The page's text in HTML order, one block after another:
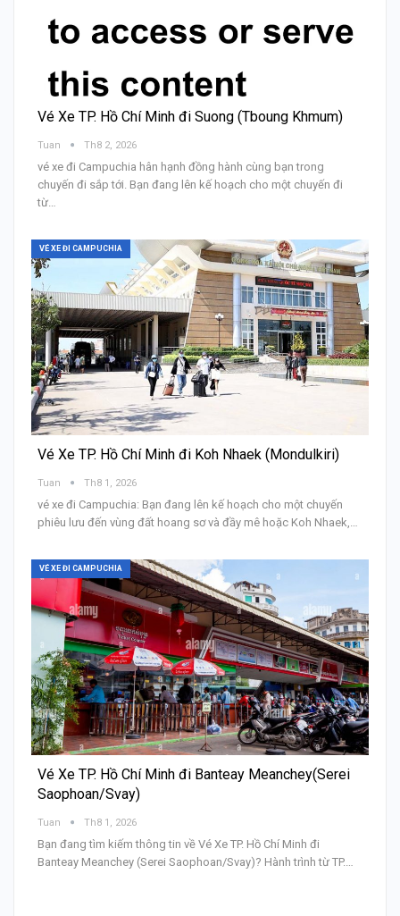
Vé Xe TP. Hồ Chí Minh đi Suong (Tboung Khmum)
Tuan Th8 2, 2026
vé xe đi Campuchia hân hạnh đồng hành cùng bạn trong
chuyến đi sắp tới. Bạn đang lên kế hoạch cho một chuyến đi
từ…
VÉ XE ĐI CAMPUCHIA
Vé Xe TP. Hồ Chí Minh đi Koh Nhaek (Mondulkiri)
Tuan Th8 1, 2026
vé xe đi Campuchia: Bạn đang lên kế hoạch cho một chuyến
phiêu lưu đến vùng đất hoang sơ và đầy mê hoặc Koh Nhaek,…
VÉ XE ĐI CAMPUCHIA
Vé Xe TP. Hồ Chí Minh đi Banteay Meanchey(Serei
Saophoan/Svay)
Tuan Th8 1, 2026
Bạn đang tìm kiếm thông tin về Vé Xe TP. Hồ Chí Minh đi
Banteay Meanchey (Serei Saophoan/Svay)? Hành trình từ TP.…